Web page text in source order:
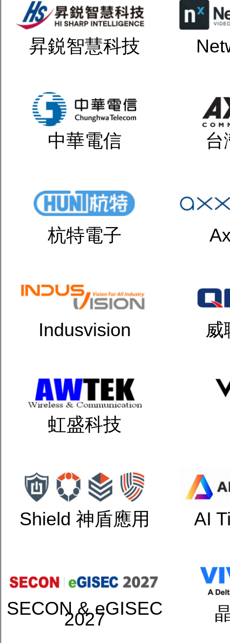
昇鋭智慧科技
中華電信 台
杭特電子
Indusvision 威
虹盛科技
Shield 神盾應用 AI
SECON & eGISEC
2027